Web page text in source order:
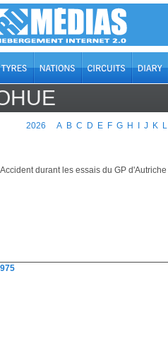
2026 A B C D E F G H J K L
durant les essais du GP d'Autriche